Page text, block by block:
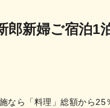
新婦ご宿泊1
ら「料理」総額から25